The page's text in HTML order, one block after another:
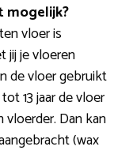
mogelijk?
vloer is
jij je vloeren
de vloer gebruikt
13 jaar de vloer
Dan kan
(wax